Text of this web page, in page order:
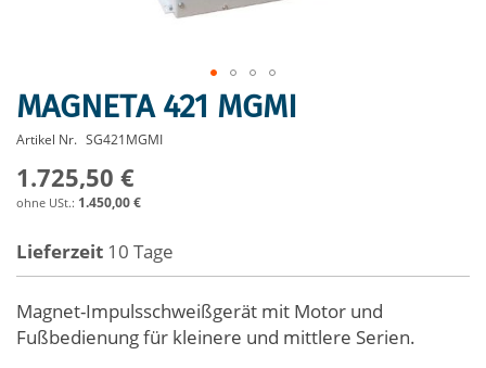
Zum
der
Bildergalerie
springen
MAGNETA 421 MGMI
Artikel Nr. SG421MGMI
1.725,50 €
1.450,00 €
Lieferzeit 10 Tage
Magnet-Impulsschweißgerät mit Motor und
Fußbedienung für kleinere und mittlere Serien.